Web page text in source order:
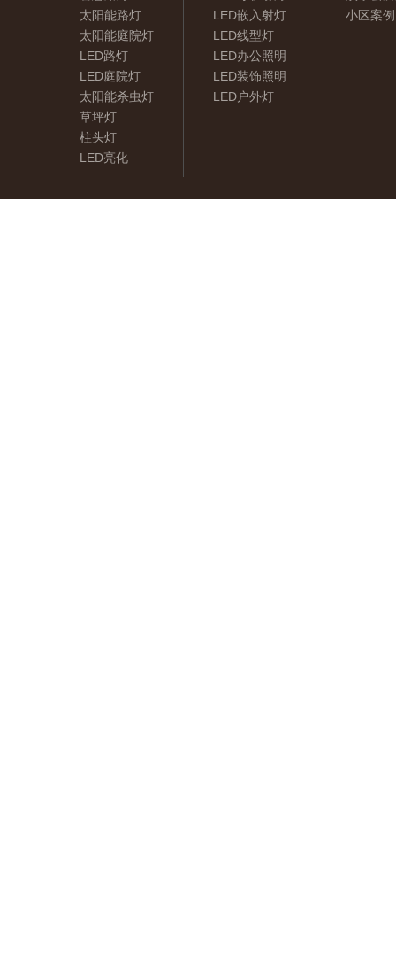
太阳能路灯
太阳能庭院灯
LED路灯
LED庭院灯
太阳能杀虫灯
草坪灯
柱头灯
LED亮化
LED嵌入射灯
LED线型灯
LED办公照明
LED装饰照明
LED户外灯
小区案例